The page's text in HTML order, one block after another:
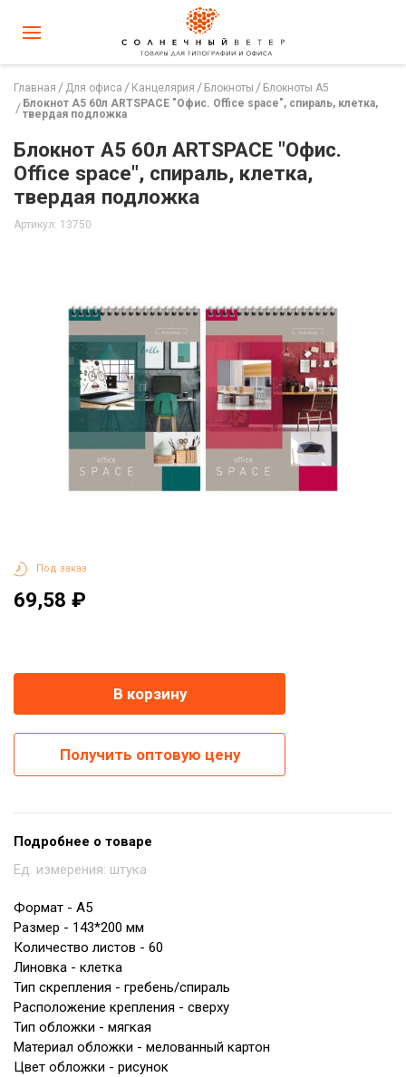
Главная Для офиса Канцелярия Блокноты
Блокноты А5
Блокнот А5 60л ARTSPACE "Офис. Office space", спираль, клетка,
твердая подложка
Блокнот А5 60л ARTSPACE "Офис.
Office space", спираль, клетка,
твердая подложка
Артикул: 13750
Под заказ
69,58 ₽
В корзину
Получить оптовую цену
Подробнее о товаре
Ед. измерения: штука
Формат - A5
Размер - 143*200 мм
Количество листов - 60
Линовка - клетка
Тип скрепления - гребень/спираль
Расположение крепления - сверху
Тип обложки - мягкая
Материал обложки - мелованный картон
Цвет обложки - рисунок